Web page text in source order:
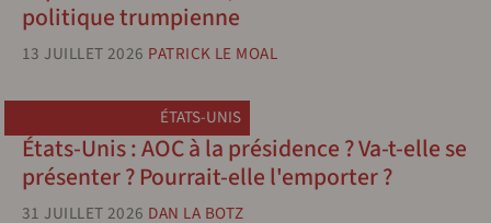
politique trumpienne
13 JUILLET 2026 PATRICK LE MOAL
ÉTATS-UNIS
États-Unis : AOC à la présidence ? Va-t-elle se
présenter ? Pourrait-elle l'emporter ?
31 JUILLET 2026 DAN LA BOTZ